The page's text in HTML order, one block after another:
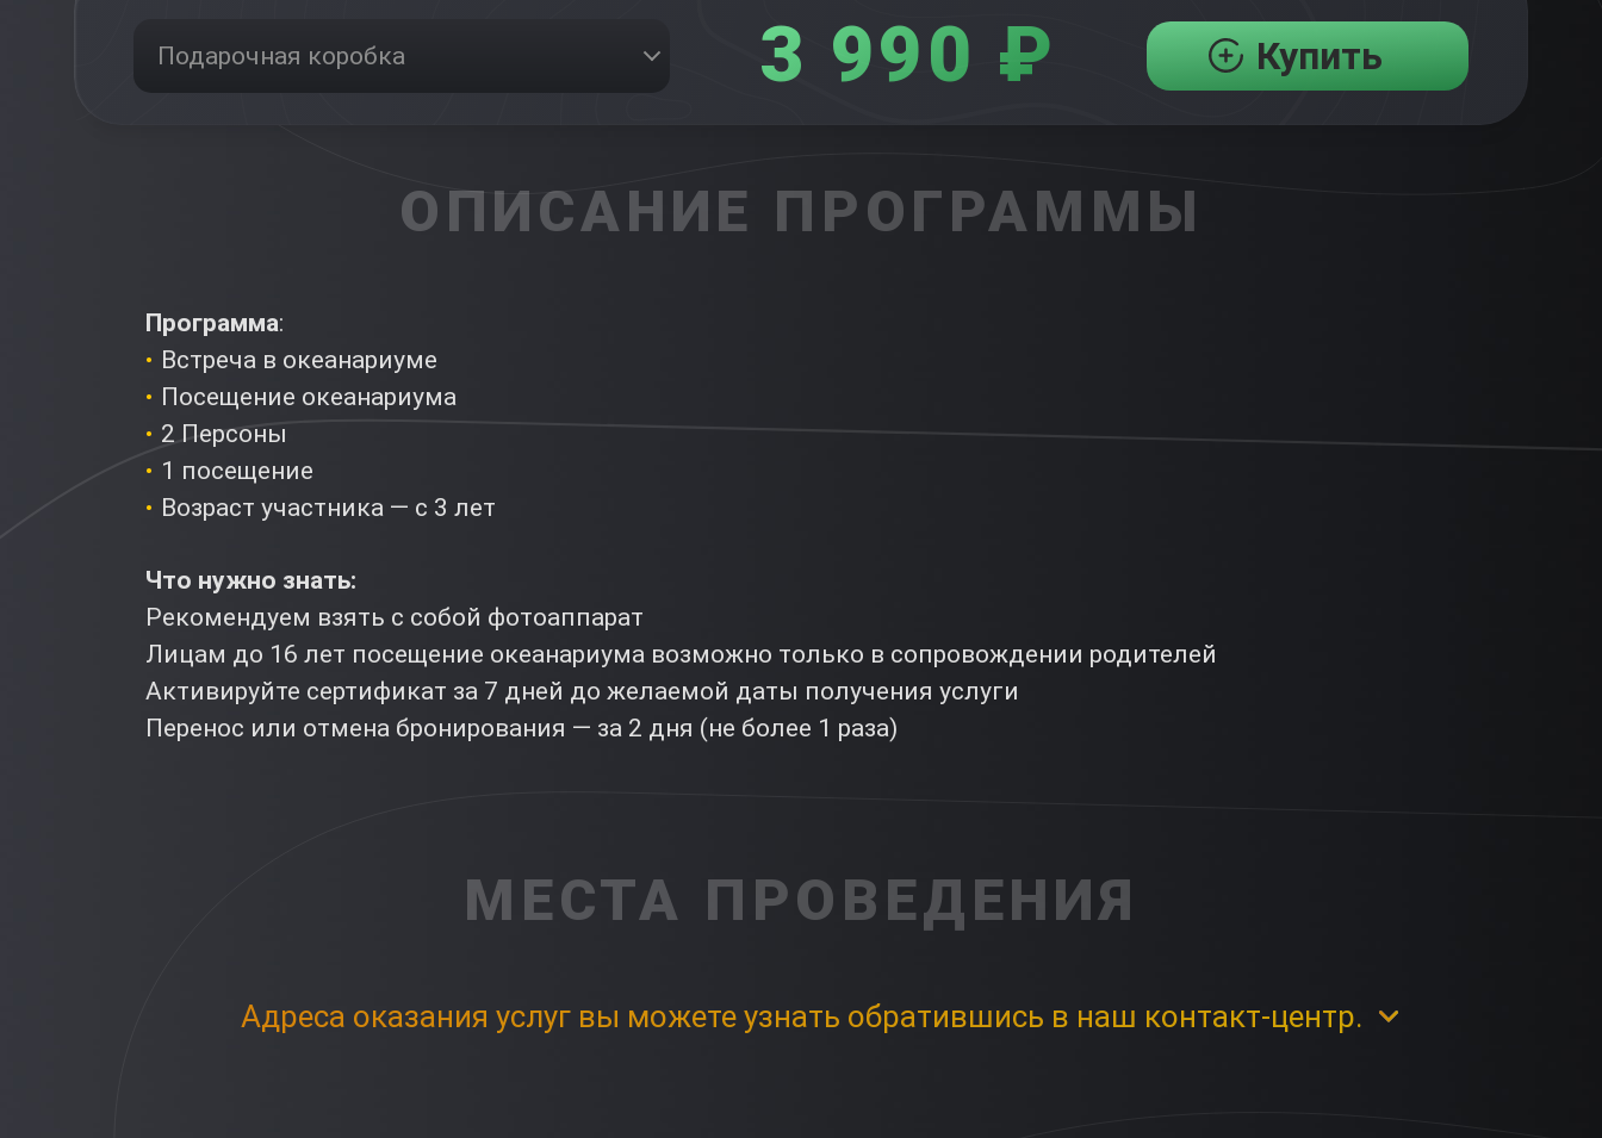
Подарочная коробка 3 990 ₽ Купить
ОПИСАНИЕ ПРОГРАММЫ
Программа:
Встреча в океанариуме
Посещение океанариума
2 Персоны
1 посещение
Возраст участника — с 3 лет
Что нужно знать:
Рекомендуем взять с собой фотоаппарат
Лицам до 16 лет посещение океанариума возможно только в сопровождении родителей
Активируйте сертификат за 7 дней до желаемой даты получения услуги
Перенос или отмена бронирования — за 2 дня (не более 1 раза)
МЕСТА ПРОВЕДЕНИЯ
Адреса оказания услуг вы можете узнать обратившись в наш контакт-центр.